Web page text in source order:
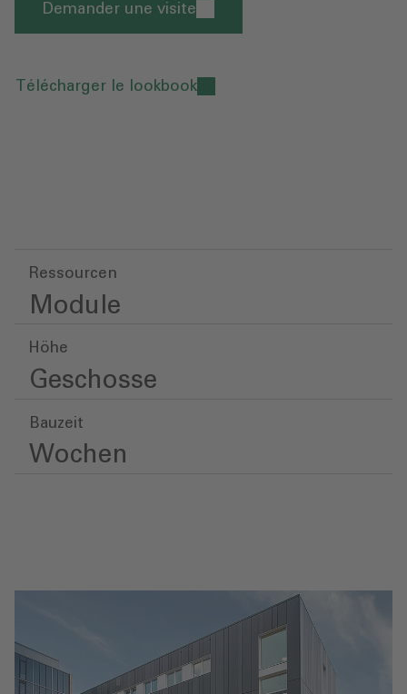
Demander une visite
Télécharger le lookbook
Ressourcen
Module
Höhe
Geschosse
Bauzeit
Wochen